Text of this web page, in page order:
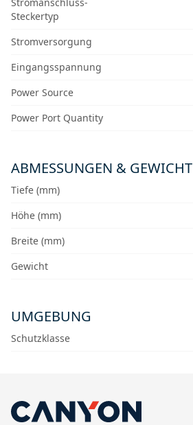
Stromanschluss-
Steckertyp
Stromversorgung
Eingangsspannung
Power Source
Power Port Quantity
ABMESSUNGEN & GEWICHT
Tiefe (mm)
Höhe (mm)
Breite (mm)
Gewicht
UMGEBUNG
Schutzklasse